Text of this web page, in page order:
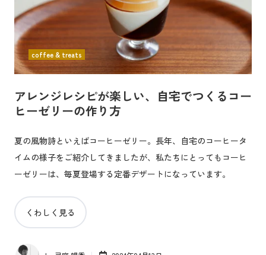
アレンジレシピが楽しい、自宅でつくるコー
ヒーゼリーの作り方
夏の風物詩といえばコーヒーゼリー。長年、自宅のコーヒータ
イムの様子をご紹介してきましたが、私たちにとってもコーヒ
ーゼリーは、毎夏登場する定番デザートになっています。
くわしく見る
coffee & treats